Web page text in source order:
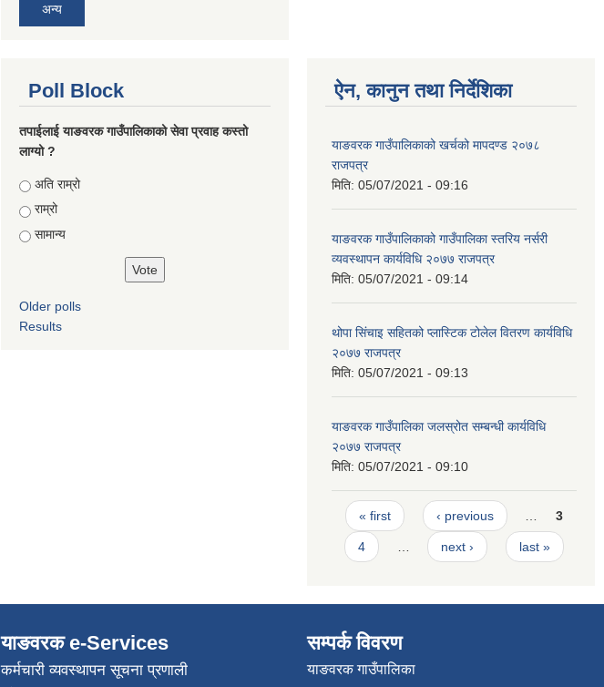
अन्य
Poll Block
तपाईलाई याङवरक गाउँपालिकाको सेवा प्रवाह कस्तो
लाग्यो ?
Choices
अति राम्रो
राम्रो
सामान्य
Older polls
Results
ऐन, कानुन तथा निर्देशिका
याङवरक गाउँपालिकाको खर्चको मापदण्ड २०७८
राजपत्र
मिति: 05/07/2021 - 09:16
याङवरक गाउँपालिकाको गाउँपालिका स्तरिय नर्सरी
व्यवस्थापन कार्यविधि २०७७ राजपत्र
मिति: 05/07/2021 - 09:14
थोपा सिंचाइ सहितको प्लास्टिक टोलेल वितरण कार्यविधि
२०७७ राजपत्र
मिति: 05/07/2021 - 09:13
याङवरक गाउँपालिका जलस्रोत सम्बन्धी कार्यविधि
२०७७ राजपत्र
मिति: 05/07/2021 - 09:10
Pages
« first ‹ previous 3
4 next › last »
याङवरक e-Services
कर्मचारी व्यवस्थापन सूचना प्रणाली
सम्पर्क विवरण
याङवरक गाउँपालिका